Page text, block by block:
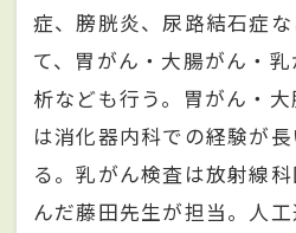
症、膀胱炎、尿路結石症
て、胃がん・大腸がん・
析なども行う。胃がん・
は消化器内科での経験が
る。乳がん検査は放射線
んだ藤田先生が担当。人